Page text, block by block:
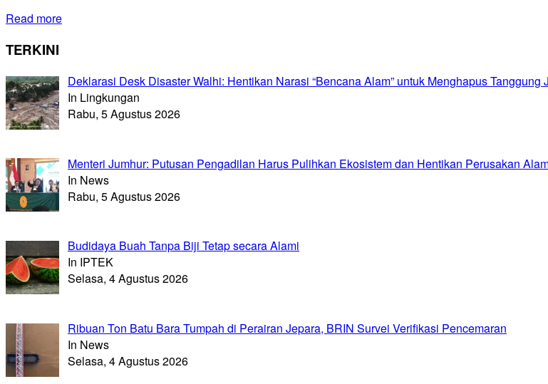
Read more
TERKINI
Deklarasi Desk Disaster Walhi: Hentikan Narasi “Bencana Alam” untuk Menghapus Tanggung
In Lingkungan
Rabu, 5 Agustus 2026
Menteri Jumhur: Putusan Pengadilan Harus Pulihkan Ekosistem dan Hentikan Perusakan
In News
Rabu, 5 Agustus 2026
Budidaya Buah Tanpa Biji Tetap secara Alami
In IPTEK
Selasa, 4 Agustus 2026
Ribuan Ton Batu Bara Tumpah di Perairan Jepara, BRIN Survei Verifikasi Pencemaran
In News
Selasa, 4 Agustus 2026